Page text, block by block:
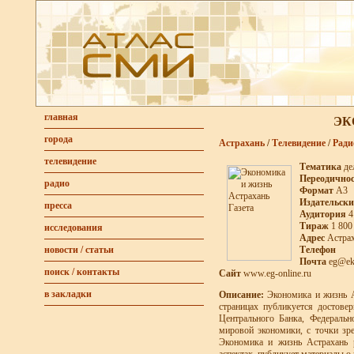
главная
города
телевидение
радио
пресса
исследования
новости / статьи
поиск / контакты
в закладки
Астрахань /Телевидение /
Тематика
Формат А3
Аудитория
Тираж 1
Адрес
Телефон
Почта
Сайт www.eg-online.ru
Описание: Экономика и жизнь
страницах публикуется
Центрального Банка,
мировой экономики, с точки
Экономика и жизнь Астрахань